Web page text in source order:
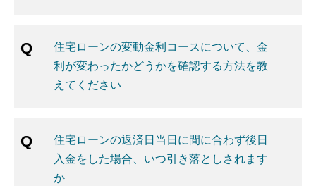
住宅ローンの変動金利コースについて、金
利が変わったかどうかを確認する方法を教
えてください
住宅ローンの返済日当日に間に合わず後日
入金をした場合、いつ引き落としされます
か